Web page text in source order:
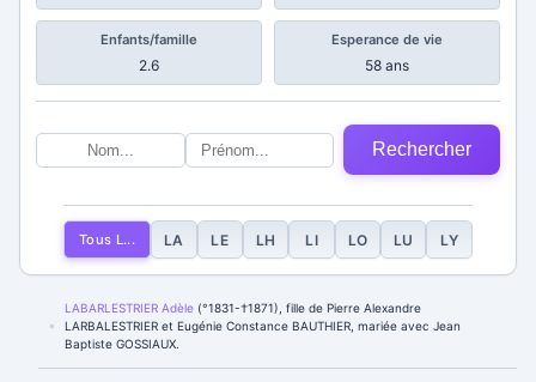
Enfants/famille
2.6
Esperance de vie
58 ans
Rechercher
Tous L... LA LE LH LI LO LU LY
LABARLESTRIER Adèle (°1831-†1871), fille de Pierre Alexandre
LARBALESTRIER et Eugénie Constance BAUTHIER, mariée avec Jean
Baptiste GOSSIAUX.